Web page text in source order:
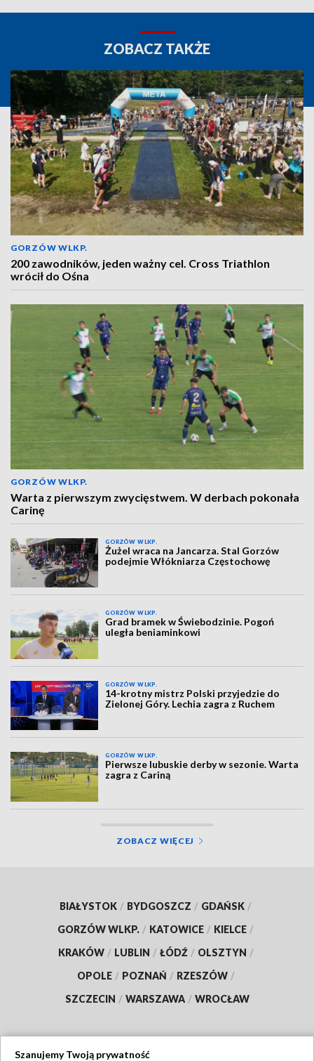
ZOBACZ TAKŻE
GORZÓW WLKP.
200 zawodników, jeden ważny cel. Cross Triathlon
wrócił do Ośna
GORZÓW WLKP.
Warta z pierwszym zwycięstwem. W derbach pokonała
Carinę
GORZÓW WLKP.
Żużel wraca na Jancarza. Stal Gorzów
podejmie Włókniarza Częstochowę
GORZÓW WLKP.
Grad bramek w Świebodzinie. Pogoń
uległa beniaminkowi
GORZÓW WLKP.
14-krotny mistrz Polski przyjedzie do
Zielonej Góry. Lechia zagra z Ruchem
GORZÓW WLKP.
Pierwsze lubuskie derby w sezonie. Warta
zagra z Cariną
ZOBACZ WIĘCEJ
BIAŁYSTOK / BYDGOSZCZ / GDAŃSK /
GORZÓW WLKP. / KATOWICE / KIELCE /
KRAKÓW / LUBLIN / ŁÓDŹ / OLSZTYN /
OPOLE / POZNAŃ / RZESZÓW /
SZCZECIN / WARSZAWA / WROCŁAW
Szanujemy Twoją prywatność